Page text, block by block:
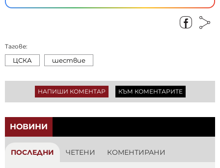
Тагове:
ЦСКА шествие
НАПИШИ КОМЕНТАР КЪМ КОМЕНТАРИТЕ
НОВИНИ
ПОСЛЕДНИ ЧЕТЕНИ КОМЕНТИРАНИ